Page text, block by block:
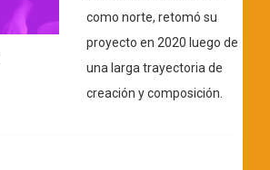
como norte, retomó su
proyecto en 2020 luego de
una larga trayectoria de
creación y composición.